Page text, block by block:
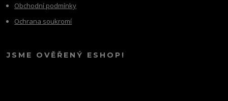
Obchodní podmínky
Ochrana soukromí
JSME OVĚŘENÝ ESHOP!